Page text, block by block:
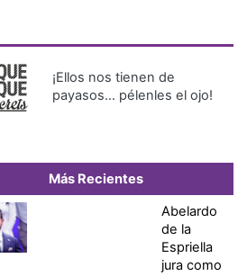
¡Ellos nos tienen de
payasos… pélenles el ojo!
Más Recientes
Abelardo
de la
Espriella
jura como